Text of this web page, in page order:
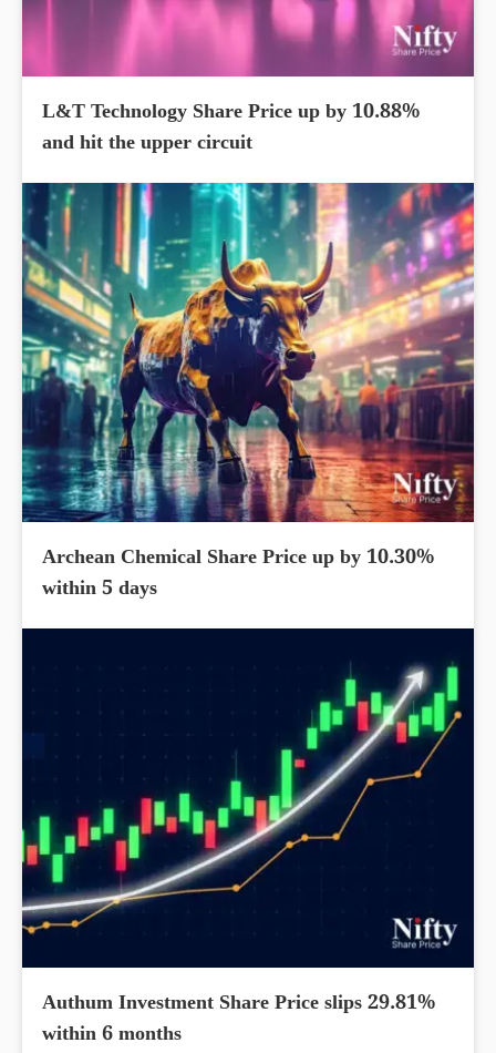
L&T Technology Share Price up by 10.88%
and hit the upper circuit
Archean Chemical Share Price up by 10.30%
within 5 days
Authum Investment Share Price slips 29.81%
within 6 months